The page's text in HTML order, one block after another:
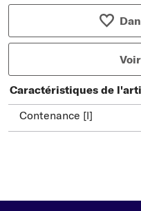
Caractéristiques de
Contenance [l]